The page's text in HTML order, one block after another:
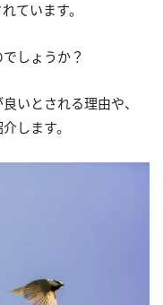
ています。
しょうか？
いとされる理由や、
します。